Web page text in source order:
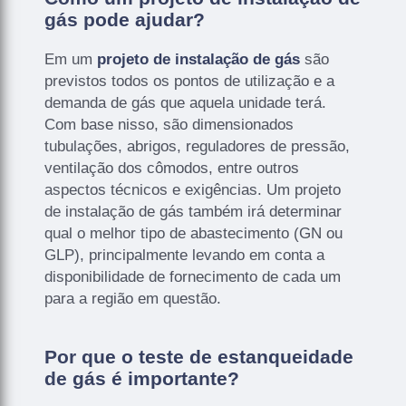
gás pode ajudar?
Em um projeto de instalação de gás são
previstos todos os pontos de utilização e a
demanda de gás que aquela unidade terá.
Com base nisso, são dimensionados
tubulações, abrigos, reguladores de pressão,
ventilação dos cômodos, entre outros
aspectos técnicos e exigências. Um projeto
de instalação de gás também irá determinar
qual o melhor tipo de abastecimento (GN ou
GLP), principalmente levando em conta a
disponibilidade de fornecimento de cada um
para a região em questão.
Por que o teste de estanqueidade
de gás é importante?